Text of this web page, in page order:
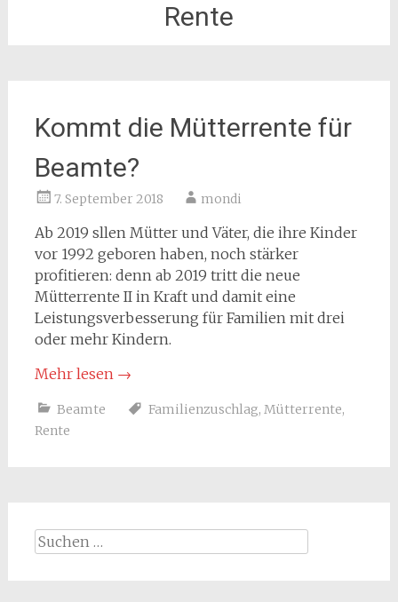
Rente
Kommt die Mütterrente für
Beamte?
7. September 2018 mondi
Ab 2019 sllen Mütter und Väter, die ihre Kinder
vor 1992 geboren haben, noch stärker
profitieren: denn ab 2019 tritt die neue
Mütterrente II in Kraft und damit eine
Leistungsverbesserung für Familien mit drei
oder mehr Kindern.
Mehr lesen →
Beamte Familienzuschlag, Mütterrente,
Rente
Suchen